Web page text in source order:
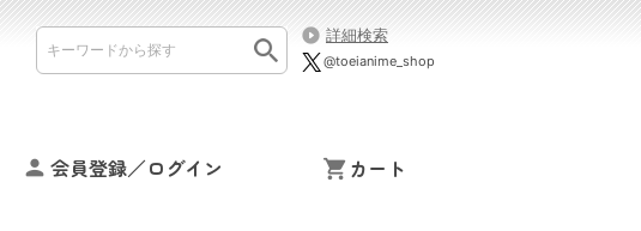
詳細検索
@toeianime_shop
会員登録／ログイン カート